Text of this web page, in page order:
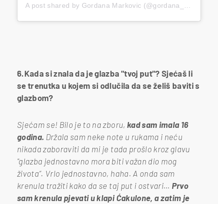
6.Kada si znala da je glazba "tvoj put"? Sjećaš li
se trenutka u kojem si odlučila da se želiš baviti s
glazbom?
Sjećam se! Bilo je to na zboru, kad sam imala 16
godina. Držala sam neke note u rukama i neću
nikada zaboraviti da mi je tada prošlo kroz glavu
"glazba jednostavno mora biti važan dio mog
života“. Vrlo jednostavno, haha. A onda sam
krenula tražiti kako da se taj put i ostvari… Prvo
sam krenula pjevati u klapi Ćakulone, a zatim je